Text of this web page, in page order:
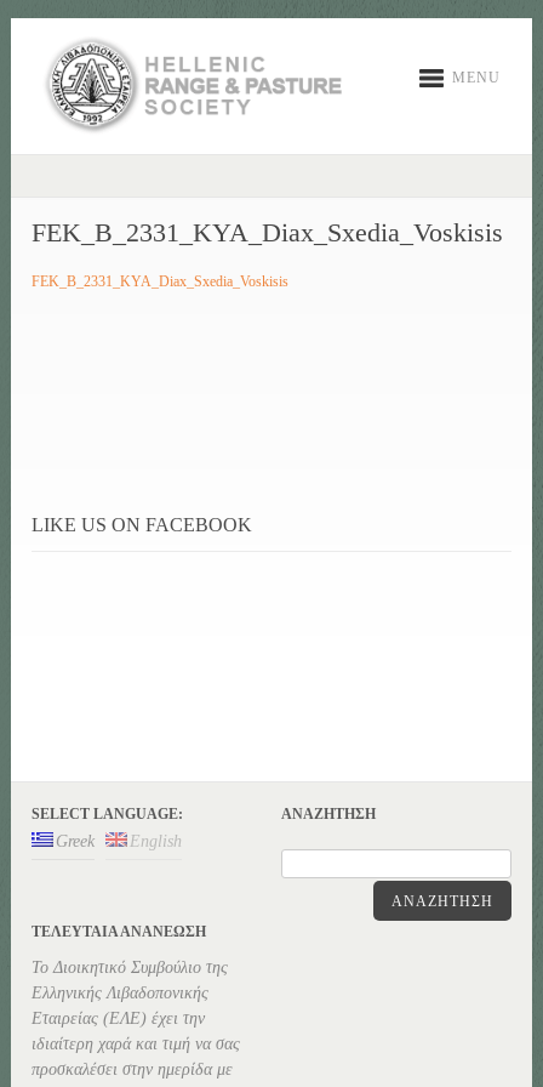
MENU
FEK_B_2331_KYA_Diax_Sxedia_Voskisis
FEK_B_2331_KYA_Diax_Sxedia_Voskisis
LIKE US ON FACEBOOK
SELECT LANGUAGE:
Greek English
ΑΝΑΖΉΤΗΣΗ
ΑΝΑΖΉΤΗΣΗ
ΤΕΛΕΥΤΑΊΑ ΑΝΑΝΕΏΣΗ
Το Διοικητικό Συμβούλιο της
Ελληνικής Λιβαδοπονικής
Εταιρείας (ΕΛΕ) έχει την
ιδιαίτερη χαρά και τιμή να σας
προσκαλέσει στην ημερίδα με